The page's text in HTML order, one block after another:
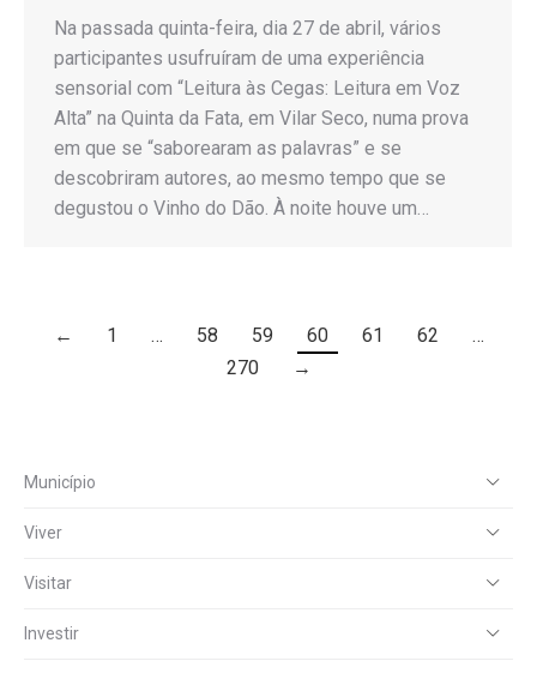
Na passada quinta-feira, dia 27 de abril, vários
participantes usufruíram de uma experiência
sensorial com “Leitura às Cegas: Leitura em Voz
Alta” na Quinta da Fata, em Vilar Seco, numa prova
em que se “saborearam as palavras” e se
descobriram autores, ao mesmo tempo que se
degustou o Vinho do Dão. À noite houve um…
← 1 … 58 59 60 61 62
…
270
→
Município
Viver
Visitar
Investir